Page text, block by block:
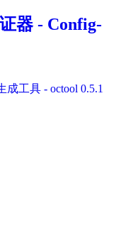
器 - Config-